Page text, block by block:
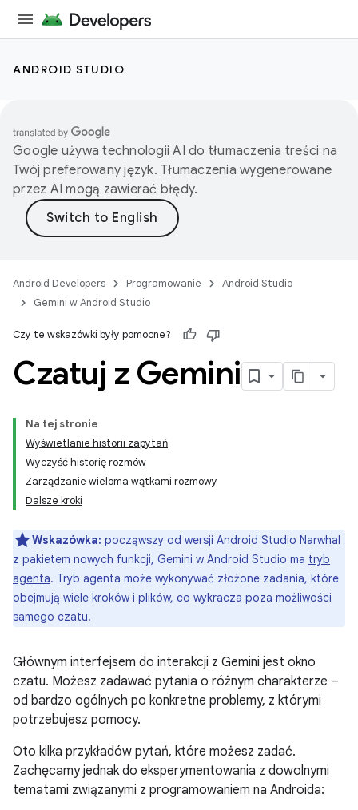
ANDROID STUDIO
Google używa technologii AI do tłumaczenia treści na
Twój preferowany język. Tłumaczenia wygenerowane
przez AI mogą zawierać błędy.
Android Developers Programowanie
Android Studio
Gemini w Android Studio
Czy te wskazówki były pomocne?
Czatuj z Gemini
Na tej stronie
Wyświetlanie historii zapytań
Wyczyść historię rozmów
Zarządzanie wieloma wątkami rozmowy
Dalsze kroki
Wskazówka: począwszy od wersji Android Studio Narwhal
z pakietem nowych funkcji, Gemini w Android Studio ma tryb
agenta. Tryb agenta może wykonywać złożone zadania, które
obejmują wiele kroków i plików, co wykracza poza możliwości
samego czatu.
Głównym interfejsem do interakcji z Gemini jest okno
czatu. Możesz zadawać pytania o różnym charakterze –
od bardzo ogólnych po konkretne problemy, z którymi
potrzebujesz pomocy.
Oto kilka przykładów pytań, które możesz zadać.
Zachęcamy jednak do eksperymentowania z dowolnymi
tematami związanymi z programowaniem na Androida: